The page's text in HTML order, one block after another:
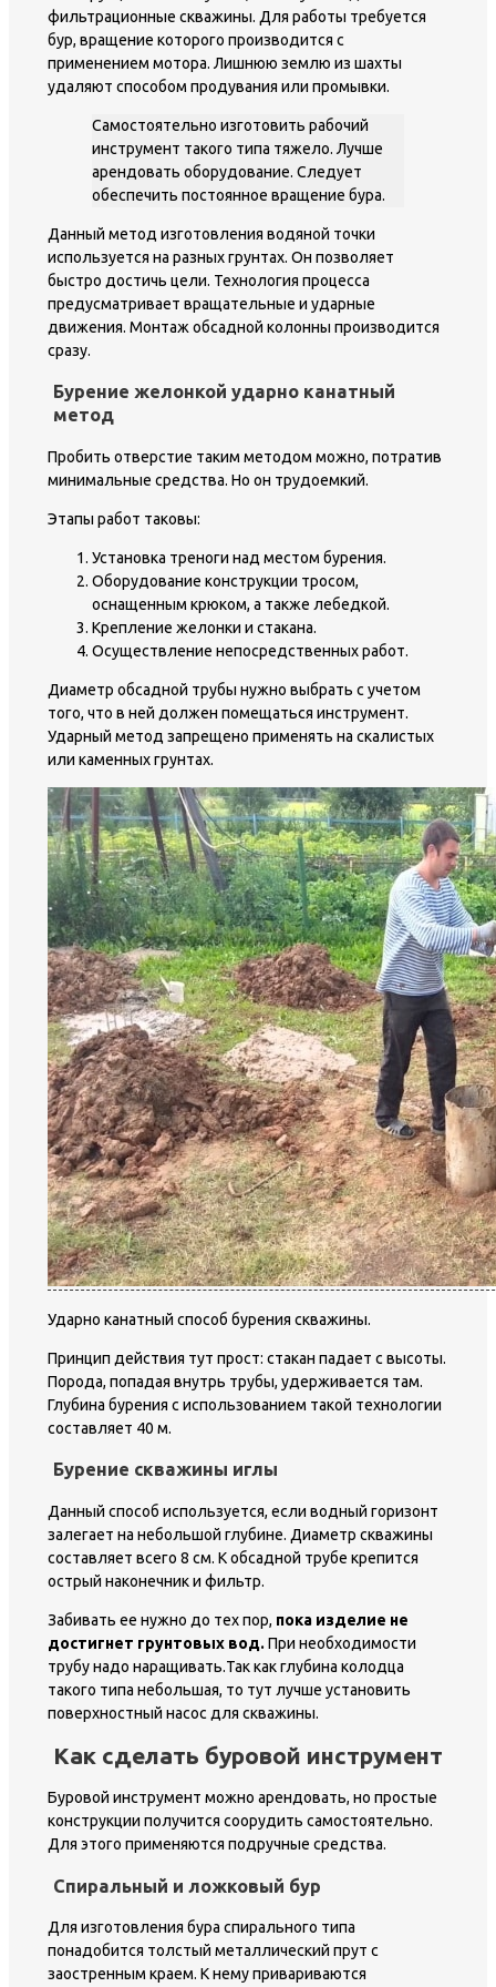
фильтрационные скважины. Для работы требуется
бур, вращение которого производится с
применением мотора. Лишнюю землю из шахты
удаляют способом продувания или промывки.
Самостоятельно изготовить рабочий
инструмент такого типа тяжело. Лучше
арендовать оборудование. Следует
обеспечить постоянное вращение бура.
Данный метод изготовления водяной точки
используется на разных грунтах. Он позволяет
быстро достичь цели. Технология процесса
предусматривает вращательные и ударные
движения. Монтаж обсадной колонны производится
сразу.
Бурение желонкой ударно канатный
метод
Пробить отверстие таким методом можно, потратив
минимальные средства. Но он трудоемкий.
Этапы работ таковы:
Установка треноги над местом бурения.
Оборудование конструкции тросом,
оснащенным крюком, а также лебедкой.
Крепление желонки и стакана.
Осуществление непосредственных работ.
Диаметр обсадной трубы нужно выбрать с учетом
того, что в ней должен помещаться инструмент.
Ударный метод запрещено применять на скалистых
или каменных грунтах.
Ударно канатный способ бурения скважины.
Принцип действия тут прост: стакан падает с высоты.
Порода, попадая внутрь трубы, удерживается там.
Глубина бурения с использованием такой технологии
составляет 40 м.
Бурение скважины иглы
Данный способ используется, если водный горизонт
залегает на небольшой глубине. Диаметр скважины
составляет всего 8 см. К обсадной трубе крепится
острый наконечник и фильтр.
Забивать ее нужно до тех пор, пока изделие не
достигнет грунтовых вод. При необходимости
трубу надо наращивать.Так как глубина колодца
такого типа небольшая, то тут лучше установить
поверхностный насос для скважины.
Как сделать буровой инструмент
Буровой инструмент можно арендовать, но простые
конструкции получится соорудить самостоятельно.
Для этого применяются подручные средства.
Спиральный и ложковый бур
Для изготовления бура спирального типа
понадобится толстый металлический прут с
заостренным краем. К нему привариваются